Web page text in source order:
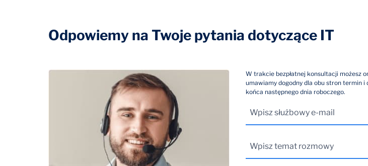
Odpowiemy na Twoje pytania dotyczące IT
W trakcie bezpłatnej konsultacji możesz
umawiamy dogodny dla obu stron termin i
końca następnego dnia roboczego.